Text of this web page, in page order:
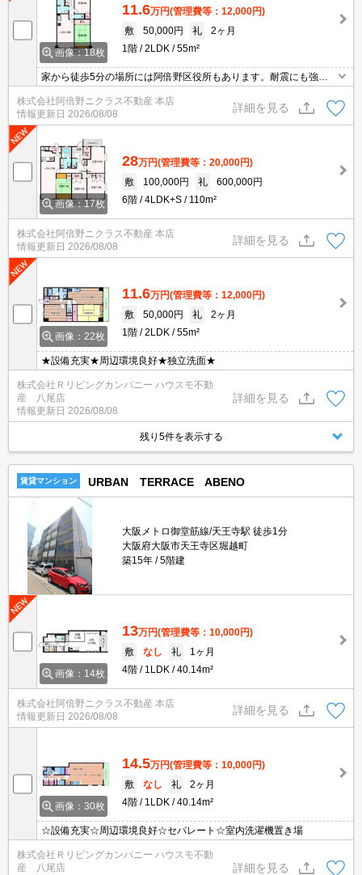
画像：18枚
11.6万円(管理費等：12,000円)
敷
50,000円 礼
2ヶ月
1階
2LDK 55m²
家から徒歩5分の場所には阿倍野区役所もあります。耐震にも強い
お住まいに住むなら、RC構造で安心して生活を送れます。通信速度
が速く時間も節約できる光回線を導入しました。これから先、どん
な暮らしを実現していきたいですか。新しい住まいでハリのある生
活を送っていきましょう。お問い合わせもお気軽にご連絡くださ
い。
株式会社阿倍野ニクラス不動産 本店
情報更新日 2026/08/08
詳細を見る
画像：17枚
28万円(管理費等：20,000円)
敷
100,000円 礼
600,000円
6階
4LDK+S 110m²
株式会社阿倍野ニクラス不動産 本店
情報更新日 2026/08/08
詳細を見る
画像：22枚
11.6万円(管理費等：12,000円)
敷
50,000円 礼
2ヶ月
1階
2LDK 55m²
★設備充実★周辺環境良好★独立洗面★
株式会社Ｒリビングカンパニー ハウスモ不動
産 八尾店
情報更新日 2026/08/08
詳細を見る
残り5件を表示する
賃貸マンション URBAN TERRACE ABENO
大阪メトロ御堂筋線/天王寺駅 徒歩1分
大阪府大阪市天王寺区堀越町
築15年
5階建
画像：14枚
13万円(管理費等：10,000円)
敷
なし 礼
1ヶ月
4階
1LDK 40.14m²
株式会社阿倍野ニクラス不動産 本店
情報更新日 2026/08/08
詳細を見る
画像：30枚
14.5万円(管理費等：10,000円)
敷
なし 礼
2ヶ月
4階
1LDK 40.14m²
☆設備充実☆周辺環境良好☆セパレート☆室内洗濯機置き場
株式会社Ｒリビングカンパニー ハウスモ不動
産 八尾店
詳細を見る